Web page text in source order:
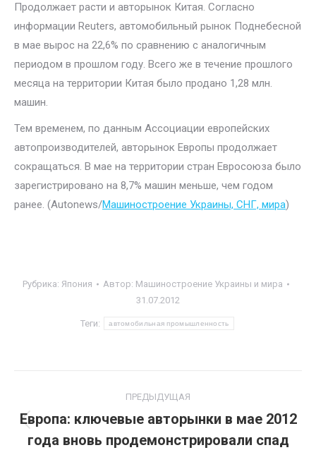
Продолжает расти и авторынок Китая. Согласно
информации Reuters, автомобильный рынок Поднебесной
в мае вырос на 22,6% по сравнению с аналогичным
периодом в прошлом году. Всего же в течение прошлого
месяца на территории Китая было продано 1,28 млн.
машин.
Тем временем, по данным Ассоциации европейских
автопроизводителей, авторынок Европы продолжает
сокращаться. В мае на территории стран Евросоюза было
зарегистрировано на 8,7% машин меньше, чем годом
ранее. (Autonews/Машиностроение Украины, СНГ, мира)
Рубрика: Япония Автор: Машиностроение Украины и мира
31.07.2012
Теги: автомобильная промышленность
по
записям
ПРЕДЫДУЩАЯ
Предыдущая
запись:
Европа: ключевые авторынки в мае 2012
года вновь продемонстрировали спад